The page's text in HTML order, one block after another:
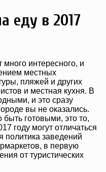
еду в 2017
интересного, и
местных
пляжей и других
и местная кухня. В
и это сразу
вы не оказались.
готовыми, это то,
году могут отличаться
политика заведений
в первую
от туристических